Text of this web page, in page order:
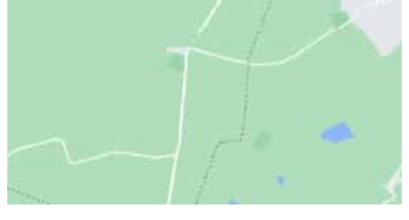
* Option pour compléter votre soin : pose de